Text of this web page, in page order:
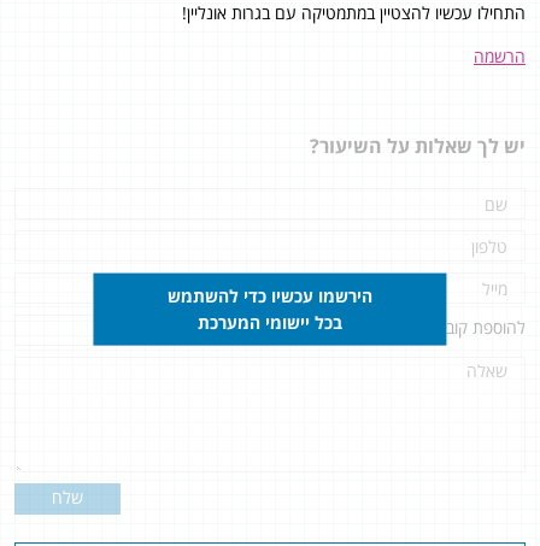
התחילו עכשיו להצטיין במתמטיקה עם בגרות אונליין!
הרשמה
יש לך שאלות על השיעור?
להוספת קובץ
שלח
הירשמו עכשיו כדי להשתמש
בכל יישומי המערכת